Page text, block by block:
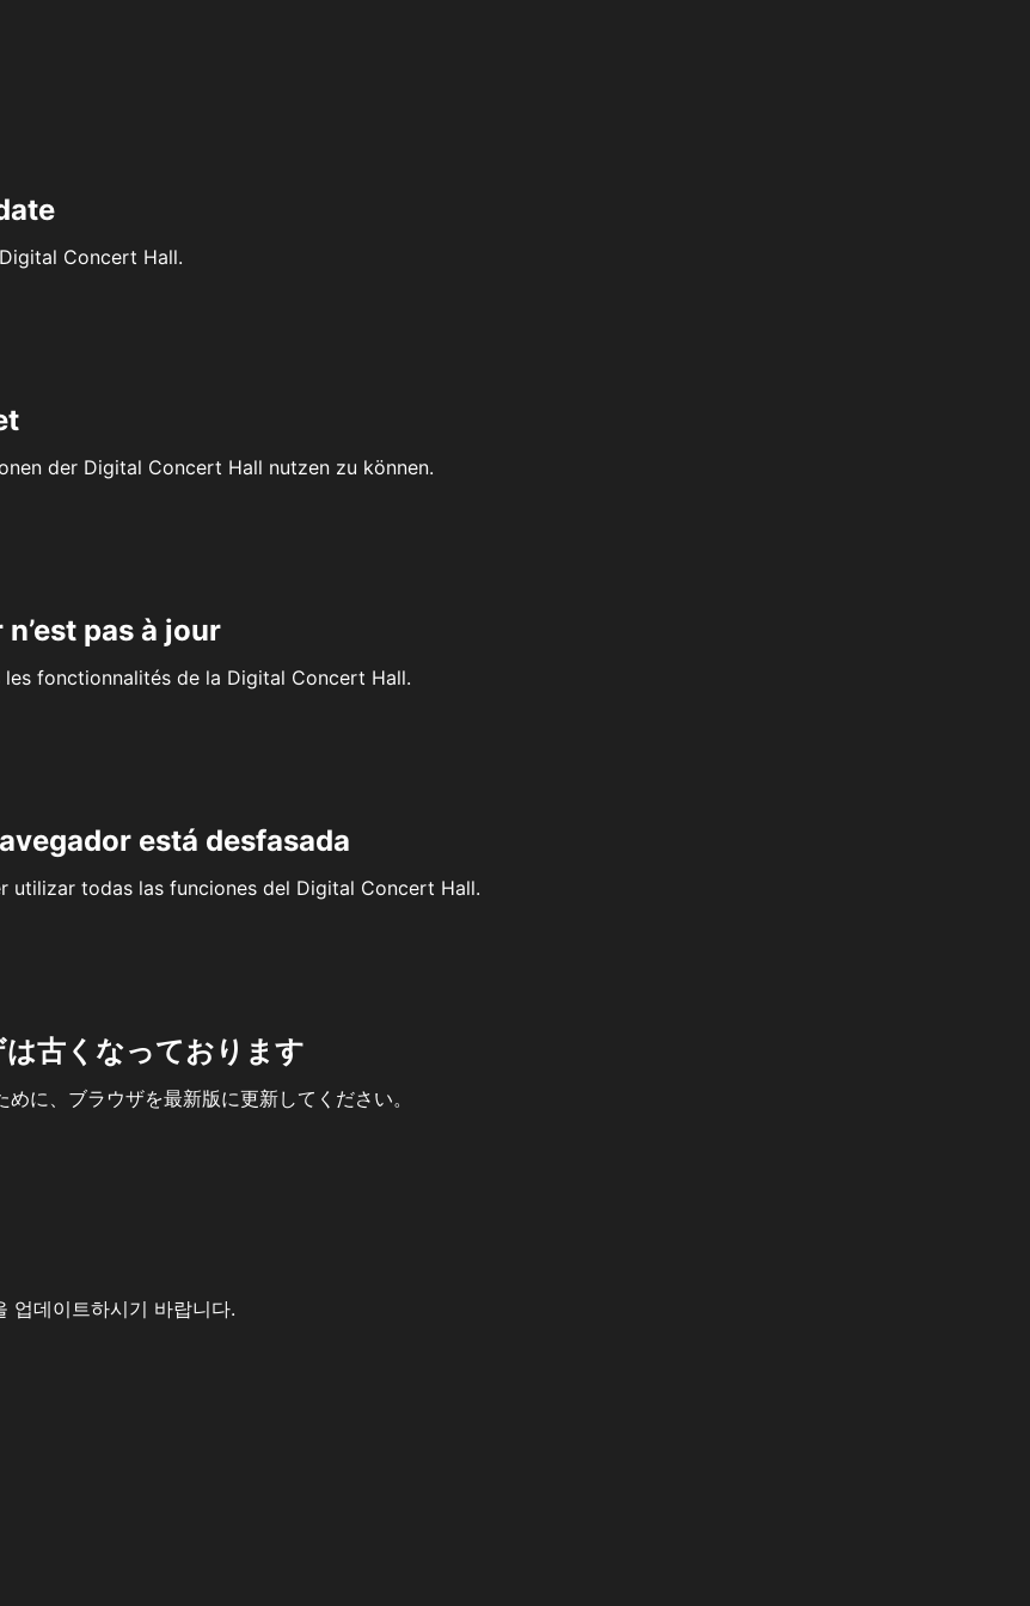
Concert Hall.
der Digital Concert Hall nutzen zu können.
pas à jour
fonctionnalités de la Digital Concert Hall.
está desfasada
utilizar todas las funciones del Digital Concert Hall.
古くなっております
に、ブラウザを最新版に更新してください。
업데이트하시기 바랍니다.